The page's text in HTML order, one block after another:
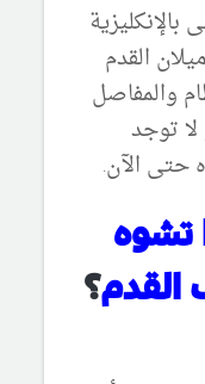
القدم
والمفاصل
توجد
حتى الآن.
تشوه
القدم؟